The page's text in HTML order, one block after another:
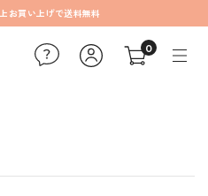
買い上げで送料無料
0